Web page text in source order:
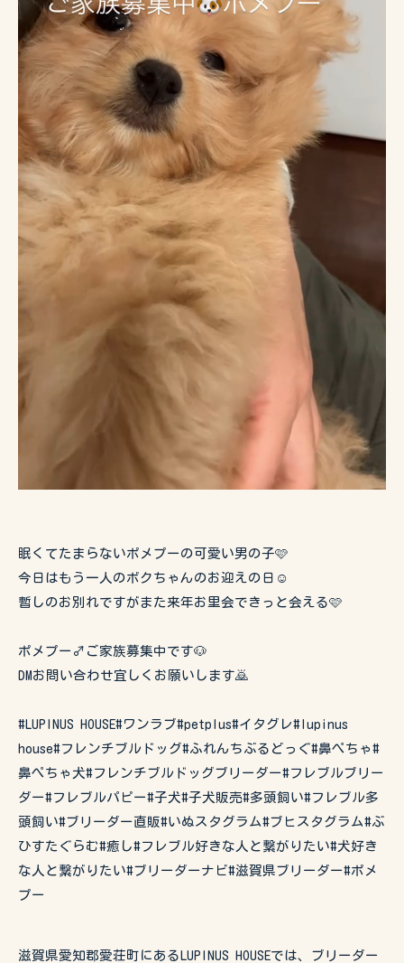
眠くてたまらないポメプーの可愛い男の子🩷
今日はもう一人のボクちゃんのお迎えの日☺️
暫しのお別れですがまた来年お里会できっと会える🩷
ポメプー♂ご家族募集中です🐶
DMお問い合わせ宜しくお願いします🙇
#LUPINUS HOUSE#ワンラブ#petplus#イタグレ#lupinus
house#フレンチブルドッグ#ふれんちぶるどっぐ#鼻ぺちゃ#
鼻ぺちゃ犬#フレンチブルドッグブリーダー#フレブルブリー
ダー#フレブルパピー#子犬#子犬販売#多頭飼い#フレブル多
頭飼い#ブリーダー直販#いぬスタグラム#ブヒスタグラム#ぶ
ひすたぐらむ#癒し#フレブル好きな人と繋がりたい#犬好き
な人と繋がりたい#ブリーダーナビ#滋賀県ブリーダー#ポメ
プー
滋賀県愛知郡愛荘町にあるLUPINUS HOUSEでは、ブリーダー